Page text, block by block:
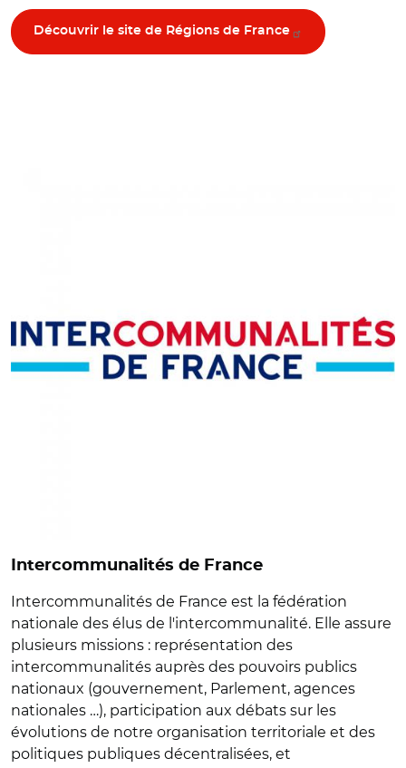
Découvrir le site de Régions de France
Intercommunalités de France
Intercommunalités de France est la fédération
nationale des élus de l'intercommunalité. Elle assure
plusieurs missions : représentation des
intercommunalités auprès des pouvoirs publics
nationaux (gouvernement, Parlement, agences
nationales …), participation aux débats sur les
évolutions de notre organisation territoriale et des
politiques publiques décentralisées, et